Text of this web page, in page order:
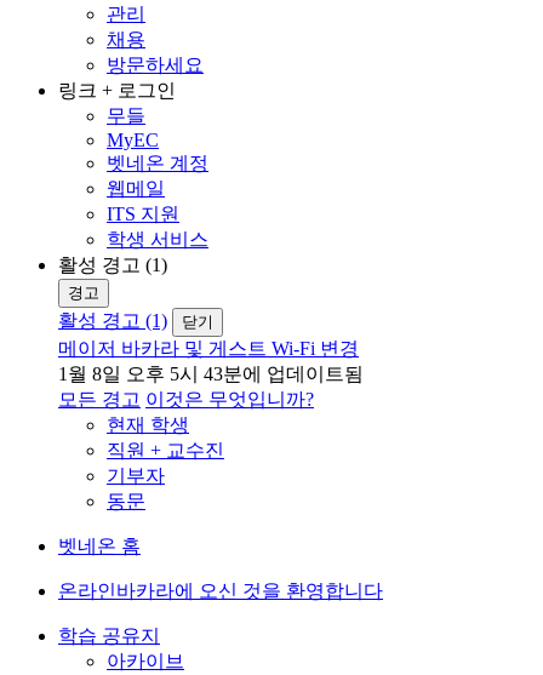
관리
채용
방문하세요
링크 + 로그인
무들
MyEC
벳네온 계정
웹메일
ITS 지원
학생 서비스
활성 경고 (1)
경고
활성 경고 (1) 닫기
메이저 바카라 및 게스트 Wi-Fi 변경
1월 8일 오후 5시 43분에 업데이트됨
모든 경고 이것은 무엇입니까?
현재 학생
직원 + 교수진
기부자
동문
벳네온 홈
온라인바카라에 오신 것을 환영합니다
학습 공유지
아카이브